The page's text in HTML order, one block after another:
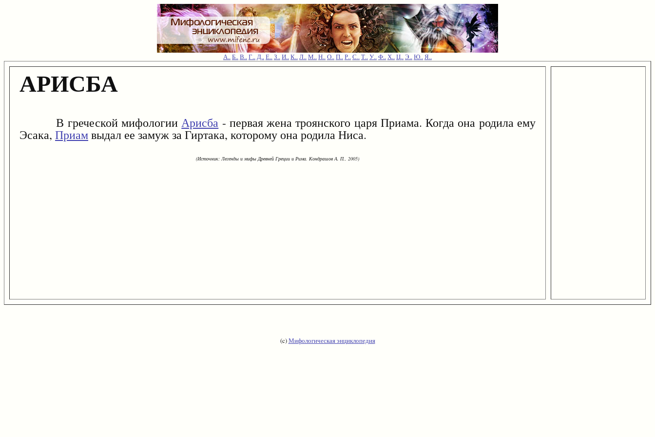
А..Б..В..Г..Д..Е..З..И..К..Л..М..Н..О..П..Р..С..Т..У..Ф..Х..Ц..Э..Ю..Я..
АРИСБА
В греческой мифологииАрисба - первая жена троянского царя Приама. Когда она родила ему
Эсака, Приамвыдал ее замуж за Гиртака, которому она родила Ниса.
(Источник: Легенды и мифы Древней Греции и Рима. Кондрашов А. П., 2005)
(c)Мифологическая энциклопедия